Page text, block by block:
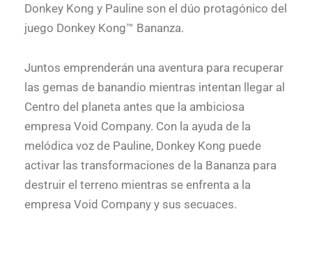
Donkey Kong y Pauline son el dúo protagónico del
juego Donkey Kong™ Bananza.
Juntos emprenderán una aventura para recuperar
las gemas de banandio mientras intentan llegar al
Centro del planeta antes que la ambiciosa
empresa Void Company. Con la ayuda de la
melódica voz de Pauline, Donkey Kong puede
activar las transformaciones de la Bananza para
destruir el terreno mientras se enfrenta a la
empresa Void Company y sus secuaces.